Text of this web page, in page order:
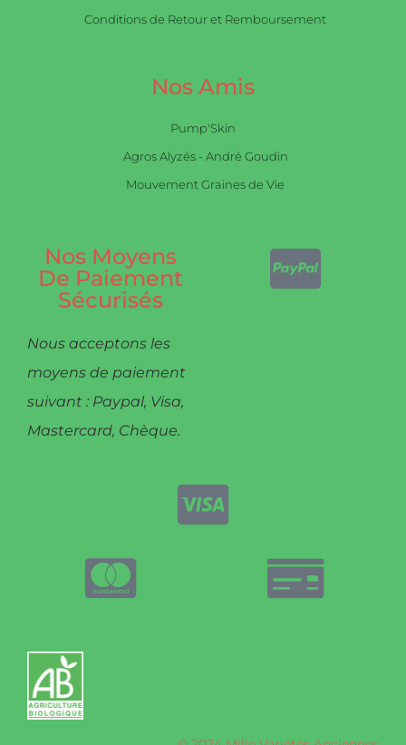
Conditions de Retour et Remboursement
Nos Amis
Pump'Skin
Agros Alyzés - André Goudin
Mouvement Graines de Vie
Nos Moyens
De Paiement
Sécurisés
Nous acceptons les
moyens de paiement
suivant : Paypal, Visa,
Mastercard, Chèque.